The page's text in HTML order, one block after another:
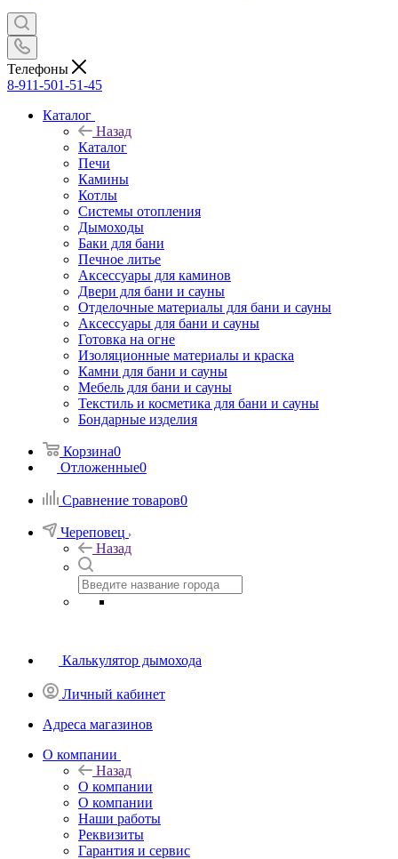
Телефоны
8-911-501-51-45
Каталог
Назад
Каталог
Печи
Камины
Котлы
Системы отопления
Дымоходы
Баки для бани
Печное литье
Аксессуары для каминов
Двери для бани и сауны
Отделочные материалы для бани и сауны
Аксессуары для бани и сауны
Готовка на огне
Изоляционные материалы и краска
Камни для бани и сауны
Мебель для бани и сауны
Текстиль и косметика для бани и сауны
Бондарные изделия
Корзина0
Отложенные0
Сравнение товаров0
Череповец
Назад
Калькулятор дымохода
Личный кабинет
Адреса магазинов
O компании
Назад
O компании
О компании
Наши работы
Реквизиты
Гарантия и сервис